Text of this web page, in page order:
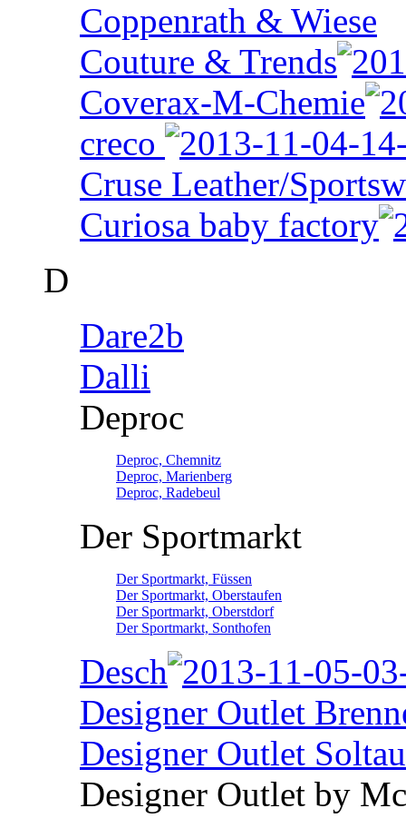
Coppenrath & Wiese
Couture & Trends
Coverax-M-Chemie
creco
Cruse Leather/
Curiosa baby factory
D
Dare2b
Dalli
Deproc
Deproc, Chemnitz
Deproc, Marienberg
Deproc, Radebeul
Der Sportmarkt
Der Sportmarkt, Füssen
Der Sportmarkt, Oberstaufen
Der Sportmarkt, Oberstdorf
Der Sportmarkt, Sonthofen
Desch
Designer Outlet
Designer Outlet Soltau
Designer Outlet by